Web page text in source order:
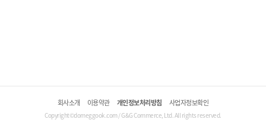
회사소개 이용약관 개인정보처리방침 사업자정보확인
Copyright©domeggook.com / G&G Commerce, Ltd. All rights reserved.